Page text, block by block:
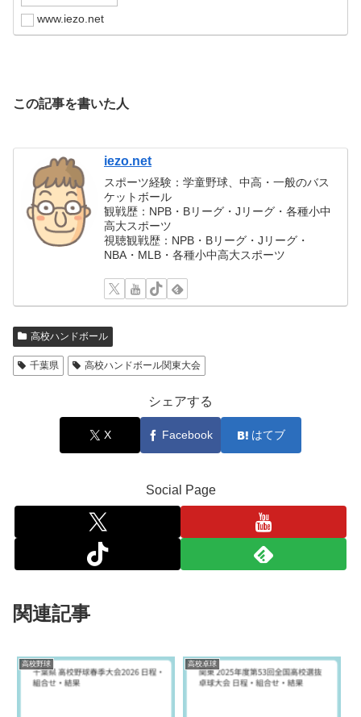
www.iezo.net
この記事を書いた人
iezo.net
スポーツ経験：学童野球、中高・一般のバス
ケットボール
観戦歴：NPB・Bリーグ・Jリーグ・各種小中
高大スポーツ
視聴観戦歴：NPB・Bリーグ・Jリーグ・
NBA・MLB・各種小中高大スポーツ
高校ハンドボール
千葉県 高校ハンドボール関東大会
シェアする
X Facebook はてブ
Social Page
関連記事
高校野球 高校卓球